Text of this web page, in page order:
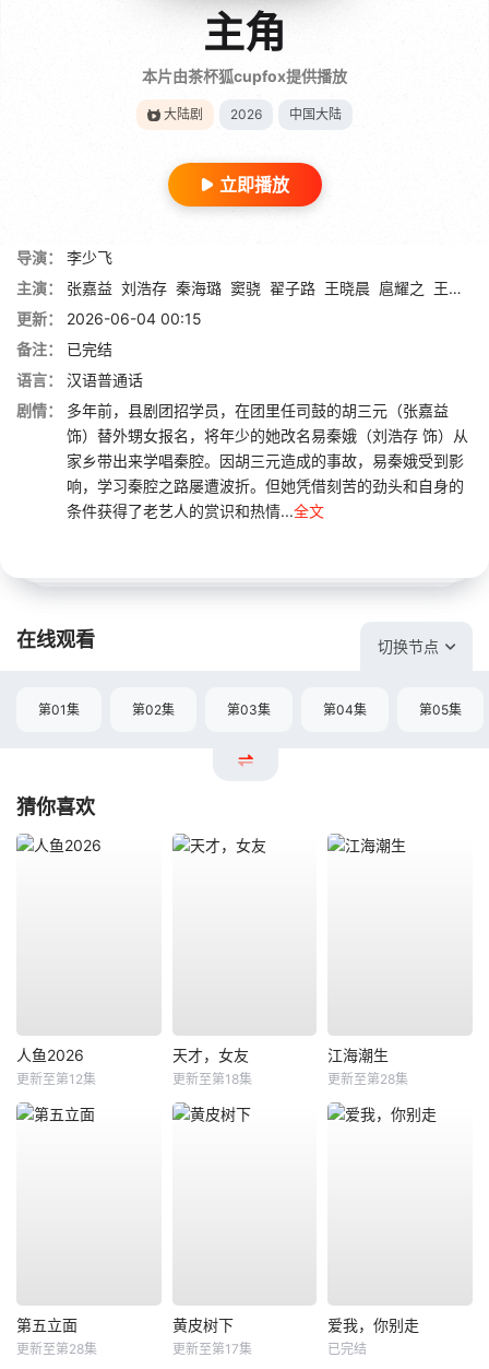
主角
本片由茶杯狐cupfox提供播放
大陆剧 2026 中国大陆
立即播放
导演：
李少飞
主演：
张嘉益 刘浩存 秦海璐 窦骁 翟子路 王晓晨 扈耀之 王海燕
更新：
2026-06-04 00:15
备注：
已完结
语言：
汉语普通话
剧情：
多年前，县剧团招学员，在团里任司鼓的胡三元（张嘉益
饰）替外甥女报名，将年少的她改名易秦娥（刘浩存 饰）从
家乡带出来学唱秦腔。因胡三元造成的事故，易秦娥受到影
响，学习秦腔之路屡遭波折。但她凭借刻苦的劲头和自身的
条件获得了老艺人的赏识和热情...全文
在线观看 切换节点
第01集 第02集 第03集 第04集 第05集
猜你喜欢
人鱼2026
更新至第12集
天才，女友
更新至第18集
江海潮生
更新至第28集
第五立面
更新至第28集
黄皮树下
更新至第17集
爱我，你别走
已完结